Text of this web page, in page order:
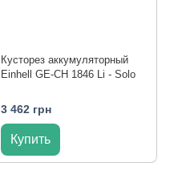
Кусторез аккумуляторный
Einhell GE-CH 1846 Li - Solo
3 462 грн
Купить